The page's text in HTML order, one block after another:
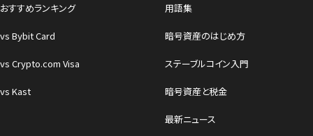
おすすめランキング
vs Bybit Card
vs Crypto.com Visa
vs Kast
用語集
暗号資産のはじめ方
ステーブルコイン入門
暗号資産と税金
最新ニュース